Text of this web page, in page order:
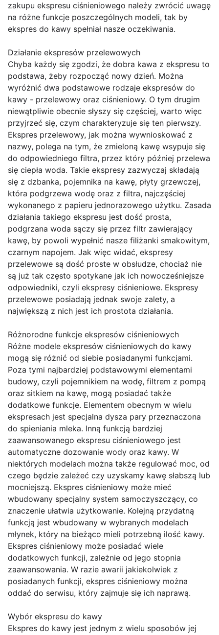
zakupu ekspresu ciśnieniowego należy zwrócić uwagę
na różne funkcje poszczególnych modeli, tak by
ekspres do kawy spełniał nasze oczekiwania.
Działanie ekspresów przelewowych
Chyba każdy się zgodzi, że dobra kawa z ekspresu to
podstawa, żeby rozpocząć nowy dzień. Można
wyróżnić dwa podstawowe rodzaje ekspresów do
kawy - przelewowy oraz ciśnieniowy. O tym drugim
niewątpliwie obecnie słyszy się częściej, warto więc
przyjrzeć się, czym charakteryzuje się ten pierwszy.
Ekspres przelewowy, jak można wywnioskować z
nazwy, polega na tym, że zmieloną kawę wsypuje się
do odpowiedniego filtra, przez który później przelewa
się ciepła woda. Takie ekspresy zazwyczaj składają
się z dzbanka, pojemnika na kawę, płyty grzewczej,
która podgrzewa wodę oraz z filtra, najczęściej
wykonanego z papieru jednorazowego użytku. Zasada
działania takiego ekspresu jest dość prosta,
podgrzana woda sączy się przez filtr zawierający
kawę, by powoli wypełnić nasze filiżanki smakowitym,
czarnym napojem. Jak więc widać, ekspresy
przelewowe są dość proste w obsłudze, chociaż nie
są już tak często spotykane jak ich nowocześniejsze
odpowiedniki, czyli ekspresy ciśnieniowe. Ekspresy
przelewowe posiadają jednak swoje zalety, a
największą z nich jest ich prostota działania.
Różnorodne funkcje ekspresów ciśnieniowych
Różne modele ekspresów ciśnieniowych do kawy
mogą się różnić od siebie posiadanymi funkcjami.
Poza tymi najbardziej podstawowymi elementami
budowy, czyli pojemnikiem na wodę, filtrem z pompą
oraz sitkiem na kawę, mogą posiadać także
dodatkowe funkcje. Elementem obecnym w wielu
ekspresach jest specjalna dysza pary przeznaczona
do spieniania mleka. Inną funkcją bardziej
zaawansowanego ekspresu ciśnieniowego jest
automatyczne dozowanie wody oraz kawy. W
niektórych modelach można także regulować moc, od
czego będzie zależeć czy uzyskamy kawę słabszą lub
mocniejszą. Ekspres ciśnieniowy może mieć
wbudowany specjalny system samoczyszczący, co
znaczenie ułatwia użytkowanie. Kolejną przydatną
funkcją jest wbudowany w wybranych modelach
młynek, który na bieżąco mieli potrzebną ilość kawy.
Ekspres ciśnieniowy może posiadać wiele
dodatkowych funkcji, zależnie od jego stopnia
zaawansowania. W razie awarii jakiekolwiek z
posiadanych funkcji, ekspres ciśnieniowy można
oddać do serwisu, który zajmuje się ich naprawą.
Wybór ekspresu do kawy
Ekspres do kawy jest jednym z wielu sposobów jej